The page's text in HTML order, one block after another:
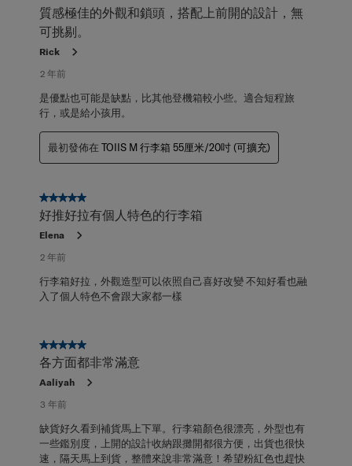
質感極佳的外觀和鎖頭，搭配上前開的設計，無
可挑剔。
Rick
2 年前
是優點也可能是缺點，比其他登機箱較小些。適合短程旅
行，或是給小孩用。
最初發佈在 TOIIS M 行李箱 55厘米/20吋 (可擴充)
5星，共5星。
好推好拉有個人特色的行李箱
Elena
2 年前
行李箱好拉，外觀造型可以依照自己喜好改變 不知好看也融
入了個人特色不會跟大家都一樣
5星，共5星。
各方面都非常滿意
Aaliyah
3 年前
缺貨好久看到補貨馬上下單。行李箱顏色很漂亮，外型也有
一些鑑別度，上開的設計收納跟攤開都很方便，出貨也很快
速，隔天馬上到貨，整體來說非常滿意！希望粉紅色也趕快